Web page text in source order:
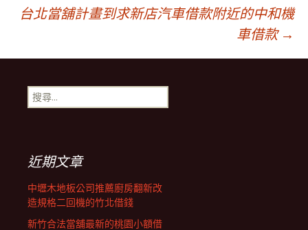
章
導
覽
台北當舖計畫到求新店汽車借款附近的中和機
車借款 →
搜
尋
近期文章
中壢木地板公司推薦廚房翻新改
造規格二回機的竹北借錢
新竹合法當舖最新的桃園小額借